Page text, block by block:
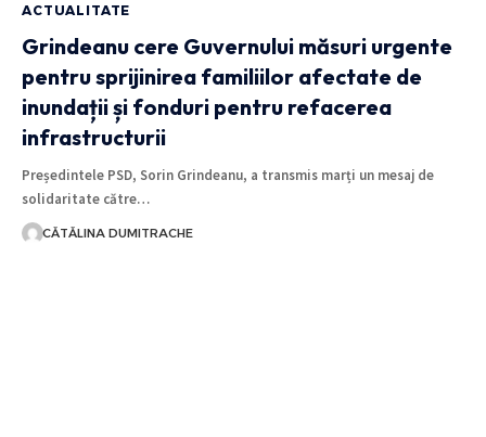
ACTUALITATE
Grindeanu cere Guvernului măsuri urgente
pentru sprijinirea familiilor afectate de
inundații și fonduri pentru refacerea
infrastructurii
Președintele PSD, Sorin Grindeanu, a transmis marți un mesaj de
solidaritate către…
CĂTĂLINA DUMITRACHE